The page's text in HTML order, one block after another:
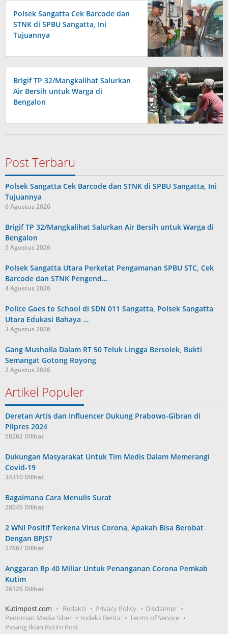
Polsek Sangatta Cek Barcode dan
STNK di SPBU Sangatta, Ini
Tujuannya
Brigif TP 32/Mangkalihat Salurkan
Air Bersih untuk Warga di
Bengalon
Post Terbaru
Polsek Sangatta Cek Barcode dan STNK di SPBU Sangatta, Ini
Tujuannya
6 Agustus 2026
Brigif TP 32/Mangkalihat Salurkan Air Bersih untuk Warga di
Bengalon
5 Agustus 2026
Polsek Sangatta Utara Perketat Pengamanan SPBU STC, Cek
Barcode dan STNK Pengend…
4 Agustus 2026
Police Goes to School di SDN 011 Sangatta, Polsek Sangatta
Utara Edukasi Bahaya …
3 Agustus 2026
Gang Musholla Dalam RT 50 Teluk Lingga Bersolek, Bukti
Semangat Gotong Royong
2 Agustus 2026
Artikel Populer
Deretan Artis dan Influencer Dukung Prabowo-Gibran di
Pilpres 2024
58262 Dilihat
Dukungan Masyarakat Untuk Tim Medis Dalam Memerangi
Covid-19
34310 Dilihat
Bagaimana Cara Menulis Surat
28045 Dilihat
2 WNI Positif Terkena Virus Corona, Apakah Bisa Berobat
Dengan BPJS?
27667 Dilihat
Anggaran Rp 40 Miliar Untuk Penanganan Corona Pemkab
Kutim
26126 Dilihat
Kutimpost.com Redaksi Privacy Policy
Disclaimer
Pedoman Media Siber
Indeks Berita
Terms of Service
Pasang Iklan Kutim Post